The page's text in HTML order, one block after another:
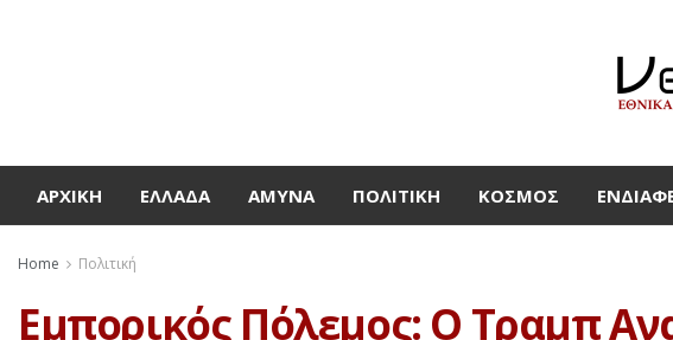
ΑΡΧΙΚΉ ΕΛΛΆΔΑ ΆΜΥΝΑ ΠΟΛΙΤΙΚΉ ΚΌΣΜΟΣ
Home Πολιτική
Εμπορικός Πόλεμος: Ο Τραμπ